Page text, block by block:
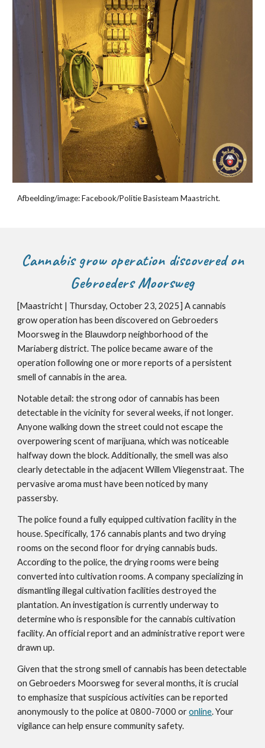
Afbeelding/image: Facebook/PolitieBasisteam Maastricht.
Cannabis grow operation discovered on
Gebroeders Moorsweg
[Maastricht | Thursday, October 23, 2025] A cannabis
grow operation has been discovered on Gebroeders
Moorsweg in the Blauwdorp neighborhood of the
Mariaberg district. The police became aware of the
operation following one or more reports of a persistent
smell of cannabis in the area.
Notable detail: the strong odor of cannabis has been
detectable in the vicinity for several weeks, if not longer.
Anyone walking down the street could not escape the
overpowering scent of marijuana, which was noticeable
halfway down the block. Additionally, the smell was also
clearly detectable in the adjacent Willem Vliegenstraat. The
pervasive aroma must have been noticed by many
passersby.
The police found a fully equipped cultivation facility in the
house. Specifically, 176 cannabis plants and two drying
rooms on the second floor for drying cannabis buds.
According to the police, the drying rooms were being
converted into cultivation rooms. A company specializing in
dismantling illegal cultivation facilities destroyed the
plantation. An investigation is currently underway to
determine who is responsible for the cannabis cultivation
facility. An official report and an administrative report were
drawn up.
Given that the strong smell of cannabis has been detectable
on Gebroeders Moorsweg for several months, it is crucial
to emphasize that suspicious activities can be reported
anonymously to the police at 0800-7000 oronline. Your
vigilance can help ensure community safety.